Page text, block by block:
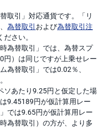
取引」対応通貨です。「リ
為替取引 および為替取引注
さい。
為替取引」では、為替スプ
円）は同じですが上乗せレー
為替取引」では0.02％、
ソあたり9.25円と仮定した場
9.45189円が仮計算用レー
では9.65円が仮計算用レー
為替取引）の方が、より多